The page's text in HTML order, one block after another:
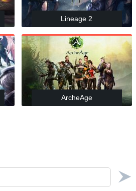
Lineage 2
ArcheAge